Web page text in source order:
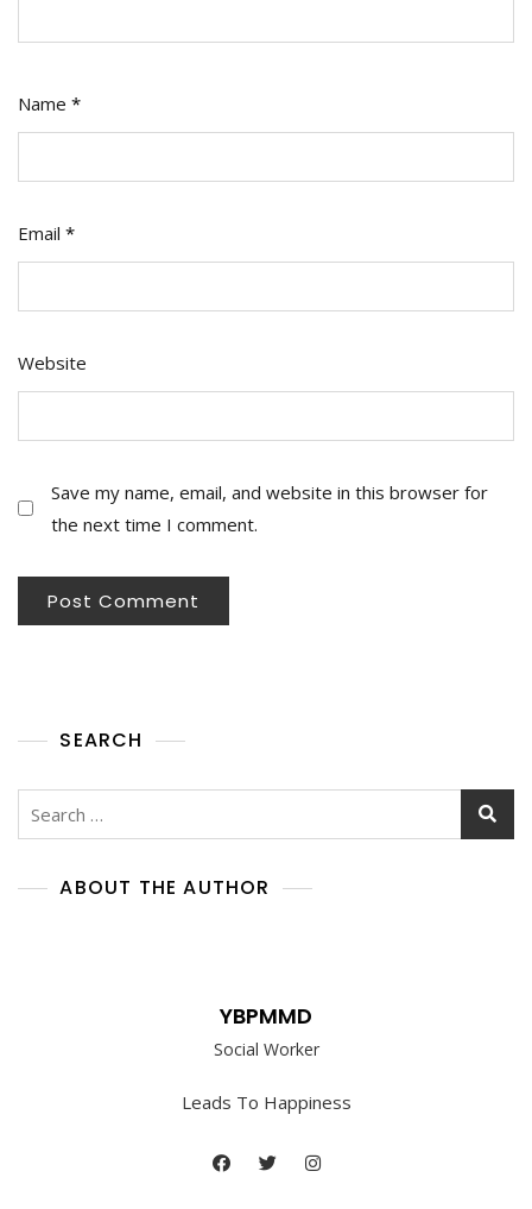
Name *
Email *
Website
Save my name, email, and website in this browser for
the next time I comment.
SEARCH
ABOUT THE AUTHOR
YBPMMD
Social Worker
Leads To Happiness